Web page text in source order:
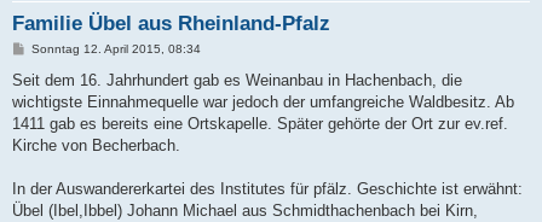
Familie Übel aus Rheinland-Pfalz
B
i
r
a
Sonntag 12. April 2015, 08:34
Seit dem 16. Jahrhundert gab es Weinanbau in Hachenbach, die
wichtigste Einnahmequelle war jedoch der umfangreiche Waldbesitz. Ab
1411 gab es bereits eine Ortskapelle. Später gehörte der Ort zur ev.ref.
Kirche von Becherbach.
In der Auswandererkartei des Institutes für pfälz. Geschichte ist erwähnt:
Übel (Ibel,Ibbel) Johann Michael aus Schmidthachenbach bei Kirn,